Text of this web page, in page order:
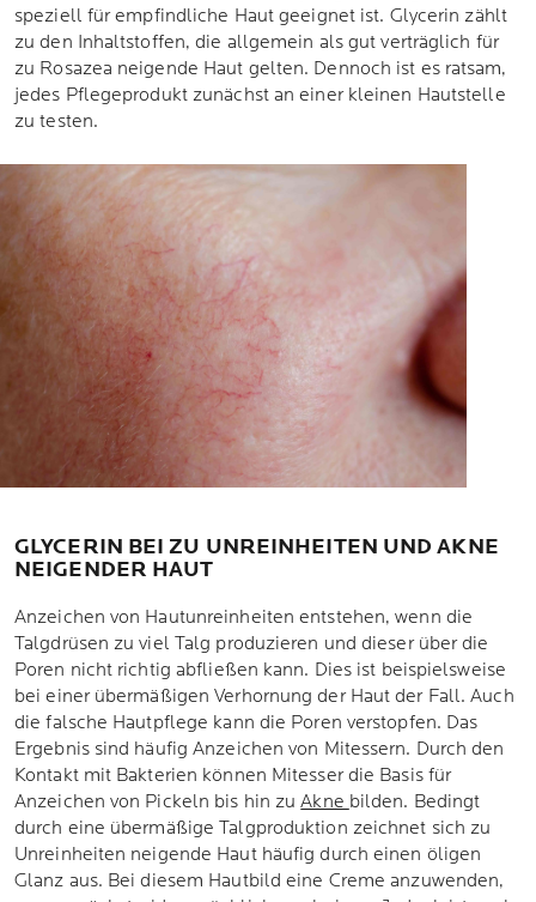
speziell für empfindliche Haut geeignet ist. Glycerin zählt
zu den Inhaltstoffen, die allgemein als gut verträglich für
zu Rosazea neigende Haut gelten. Dennoch ist es ratsam,
jedes Pflegeprodukt zunächst an einer kleinen Hautstelle
zu testen.
GLYCERIN BEI ZU UNREINHEITEN UND AKNE
NEIGENDER HAUT
Anzeichen von Hautunreinheiten entstehen, wenn die
Talgdrüsen zu viel Talg produzieren und dieser über die
Poren nicht richtig abfließen kann. Dies ist beispielsweise
bei einer übermäßigen Verhornung der Haut der Fall. Auch
die falsche Hautpflege kann die Poren verstopfen. Das
Ergebnis sind häufig Anzeichen von Mitessern. Durch den
Kontakt mit Bakterien können Mitesser die Basis für
Anzeichen von Pickeln bis hin zuAkne bilden. Bedingt
durch eine übermäßige Talgproduktion zeichnet sich zu
Unreinheiten neigende Haut häufig durch einen öligen
Glanz aus. Bei diesem Hautbild eine Creme anzuwenden,